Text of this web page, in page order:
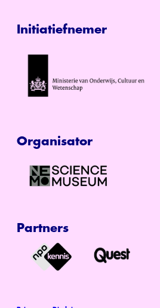
Initiatiefnemer
Organisator
Partners